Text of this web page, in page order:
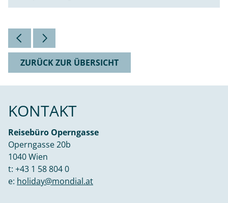
ZURÜCK ZUR ÜBERSICHT
KONTAKT
Reisebüro Operngasse
Operngasse 20b
1040 Wien
t: +43 1 58 804 0
e: holiday@mondial.at